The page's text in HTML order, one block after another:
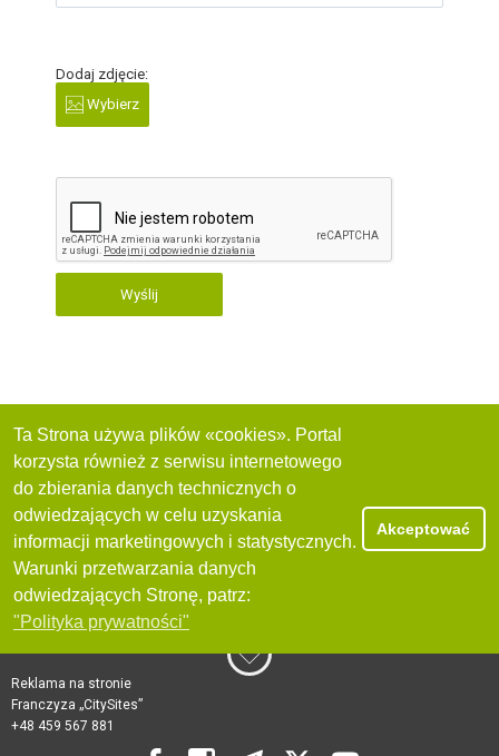
Dodaj zdjęcie:
Wybierz
Wyślij
Ta Strona używa plików «cookies». Portal
korzysta również z serwisu internetowego
do zbierania danych technicznych o
odwiedzających w celu uzyskania
informacji marketingowych i statystycznych.
Warunki przetwarzania danych
odwiedzających Stronę, patrz:
"Polityka prywatności"
Akceptować
Reklama na stronie
Franczyza „CitySites”
+48 459 567 881